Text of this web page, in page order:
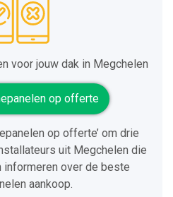
voor jouw dak in Megchelen
op offerte
op offerte’ om drie
uit Megchelen die
informeren over de beste
aankoop.